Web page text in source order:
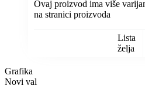
Ovaj proizvod ima više
na stranici proizvoda
Lista
želja
Grafika
Novi val